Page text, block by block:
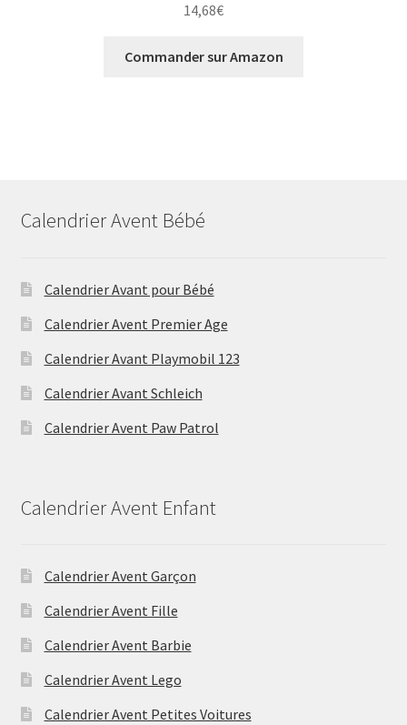
14,68€
Commander sur Amazon
Calendrier Avent Bébé
Calendrier Avant pour Bébé
Calendrier Avent Premier Age
Calendrier Avant Playmobil 123
Calendrier Avant Schleich
Calendrier Avent Paw Patrol
Calendrier Avent Enfant
Calendrier Avent Garçon
Calendrier Avent Fille
Calendrier Avent Barbie
Calendrier Avent Lego
Calendrier Avent Petites Voitures